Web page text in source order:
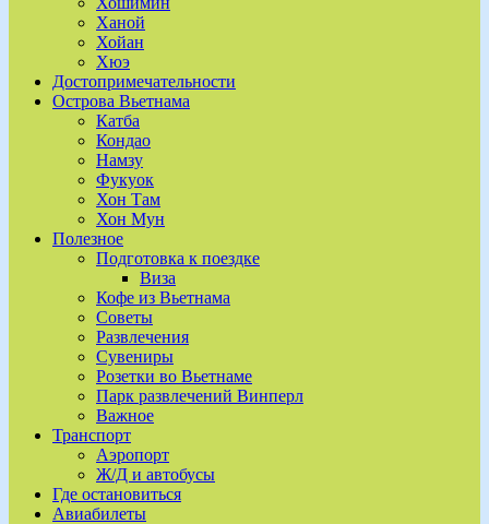
Ханой
Хойан
Хюэ
Достопримечательности
Острова Вьетнама
Катба
Кондао
Намзу
Фукуок
Хон Там
Хон Мун
Полезное
Подготовка к поездке
Виза
Кофе из Вьетнама
Советы
Развлечения
Сувениры
Розетки во Вьетнаме
Парк развлечений Винперл
Важное
Транспорт
Аэропорт
Ж/Д и автобусы
Где остановиться
Авиабилеты